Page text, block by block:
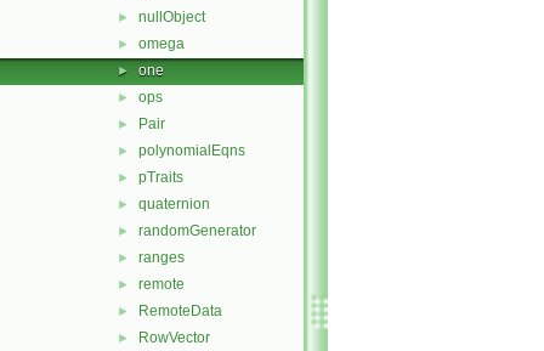
► nullObject
► omega
► one
► ops
► Pair
► polynomialEqns
► pTraits
► quaternion
► randomGenerator
► ranges
► remote
► RemoteData
► RowVector